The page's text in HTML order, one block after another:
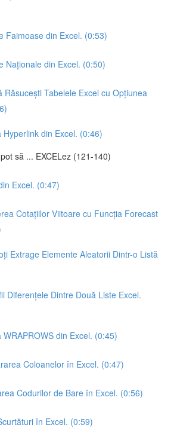
Faimoase din Excel. (0:53)
Naționale din Excel. (0:50)
Răsucești Tabelele Excel cu Opțiunea
Hyperlink din Excel. (0:46)
să ... EXCELez (121-140)
Excel. (0:47)
Cotațiilor Viitoare cu Funcția Forecast
Extrage Elemente Aleatorii Dintr-o Listă
Diferențele Dintre Două Liste Excel.
WRAPROWS din Excel. (0:45)
Coloanelor în Excel. (0:47)
Codurilor de Bare în Excel. (0:56)
în Excel. (0:59)